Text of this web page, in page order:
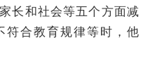
长和社会等五个方面减
合教育规律等时，他